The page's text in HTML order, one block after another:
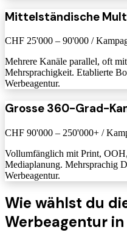
Mittelständische
CHF 25'000 – 90'000 /
Mehrere Kanäle parallel, oft
Mehrsprachigkeit. Etablierte
Werbeagentur.
Grosse 360-Grad-
CHF 90'000 – 250'000+ /
Vollumfänglich mit Print,
Mediaplanung. Mehrsprachig
Werbeagentur.
Wie wählst du
Werbeagentur in